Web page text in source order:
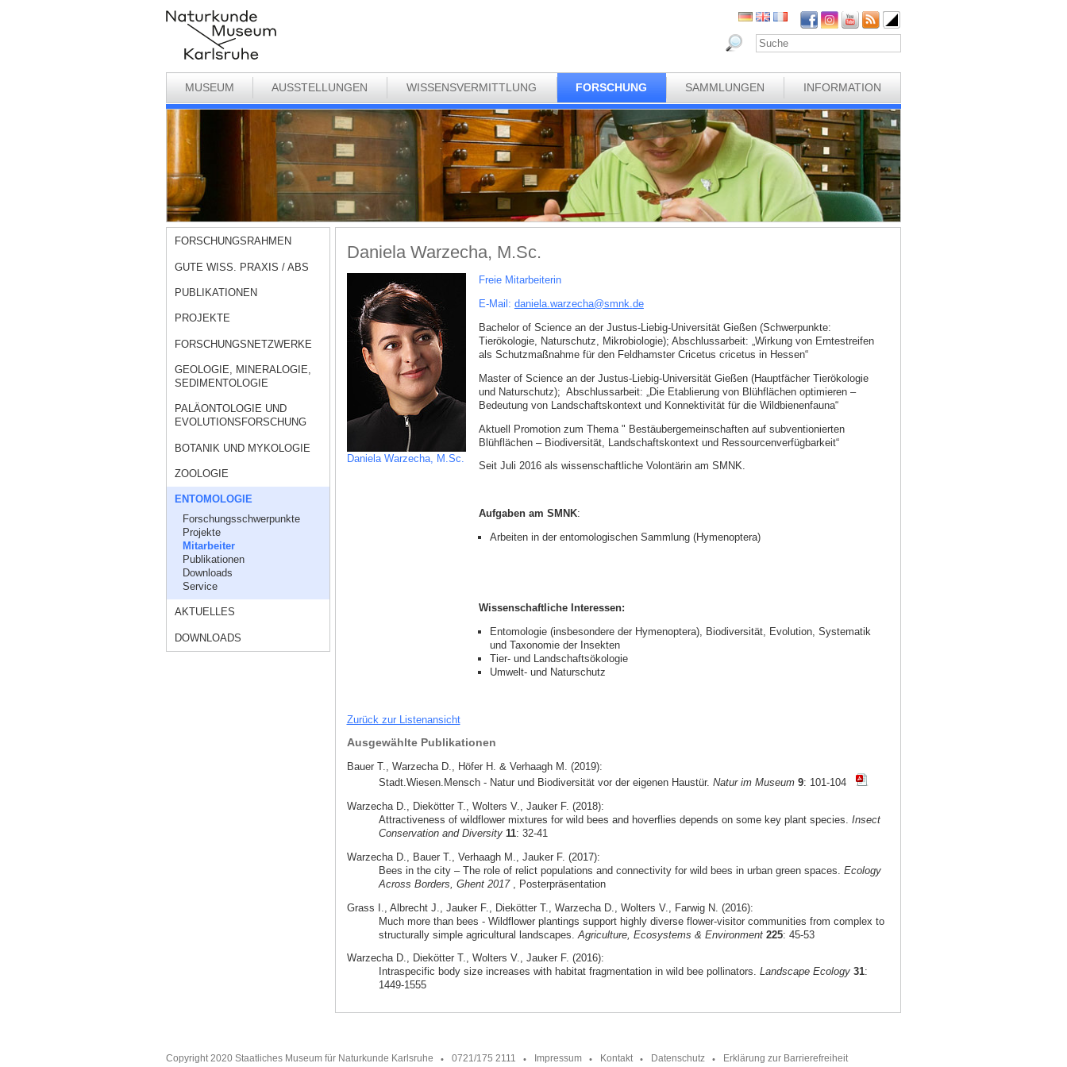
MUSEUM AUSSTELLUNGEN WISSENSVERMITTLUNG FORSCHUNG SAMMLUNGEN INFORMATION
FORSCHUNGSRAHMEN
GUTE WISS. PRAXIS / ABS
PUBLIKATIONEN
PROJEKTE
FORSCHUNGSNETZWERKE
GEOLOGIE, MINERALOGIE,
SEDIMENTOLOGIE
PALÄONTOLOGIE UND
EVOLUTIONSFORSCHUNG
BOTANIK UND MYKOLOGIE
ZOOLOGIE
ENTOMOLOGIE
Forschungsschwerpunkte
Projekte
Mitarbeiter
Publikationen
Downloads
Service
AKTUELLES
DOWNLOADS
Daniela Warzecha, M.Sc.
Daniela Warzecha, M.Sc.
Freie Mitarbeiterin
E-Mail: daniela.warzecha@smnk.de
Bachelor of Science an der Justus-Liebig-Universität Gießen (Schwerpunkte:
Tierökologie, Naturschutz, Mikrobiologie); Abschlussarbeit: „Wirkung von Erntestreifen
als Schutzmaßnahme für den Feldhamster Cricetus cricetus in Hessen“
Master of Science an der Justus-Liebig-Universität Gießen (Hauptfächer Tierökologie
und Naturschutz); Abschlussarbeit: „Die Etablierung von Blühflächen optimieren –
Bedeutung von Landschaftskontext und Konnektivität für die Wildbienenfauna“
Aktuell Promotion zum Thema " Bestäubergemeinschaften auf subventionierten
Blühflächen – Biodiversität, Landschaftskontext und Ressourcenverfügbarkeit“
Seit Juli 2016 als wissenschaftliche Volontärin am SMNK.
Aufgaben am SMNK:
Arbeiten in der entomologischen Sammlung (Hymenoptera)
Wissenschaftliche Interessen:
Entomologie (insbesondere der Hymenoptera), Biodiversität, Evolution, Systematik
und Taxonomie der Insekten
Tier- und Landschaftsökologie
Umwelt- und Naturschutz
Zurück zur Listenansicht
Ausgewählte Publikationen
Bauer T., Warzecha D., Höfer H. & Verhaagh M. (2019):
Stadt.Wiesen.Mensch - Natur und Biodiversität vor der eigenen Haustür. Natur im Museum 9: 101-104
Warzecha D., Diekötter T., Wolters V., Jauker F. (2018):
Attractiveness of wildflower mixtures for wild bees and hoverflies depends on some key plant species. Insect
Conservation and Diversity 11: 32-41
Warzecha D., Bauer T., Verhaagh M., Jauker F. (2017):
Bees in the city – The role of relict populations and connectivity for wild bees in urban green spaces. Ecology
Across Borders, Ghent 2017, Posterpräsentation
Grass I., Albrecht J., Jauker F., Diekötter T., Warzecha D., Wolters V., Farwig N. (2016):
Much more than bees - Wildflower plantings support highly diverse flower-visitor communities from complex to
structurally simple agricultural landscapes. Agriculture, Ecosystems & Environment 225: 45-53
Warzecha D., Diekötter T., Wolters V., Jauker F. (2016):
Intraspecific body size increases with habitat fragmentation in wild bee pollinators. Landscape Ecology 31:
1449-1555
Copyright 2020 Staatliches Museum für Naturkunde Karlsruhe 0721/175 2111 Impressum Kontakt Datenschutz Erklärung zur Barrierefreiheit